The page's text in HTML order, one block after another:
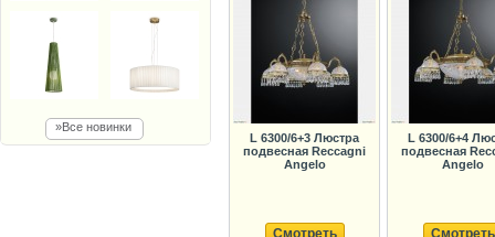
»Все новинки
L 6300/6+3 Люстра
подвесная Reccagni
Angelo
Смотреть
L 6300/6+4
подвесная
Angelo
Смотреть